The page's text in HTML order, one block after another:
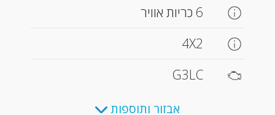
6 כריות אוויר
4X2
G3LC
אבזור ותוספות